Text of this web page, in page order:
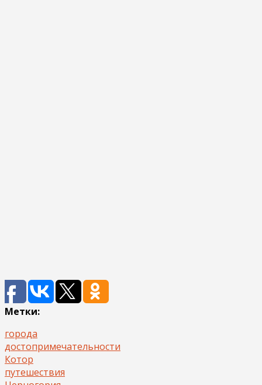
Метки:
города
достопримечательности
Котор
путешествия